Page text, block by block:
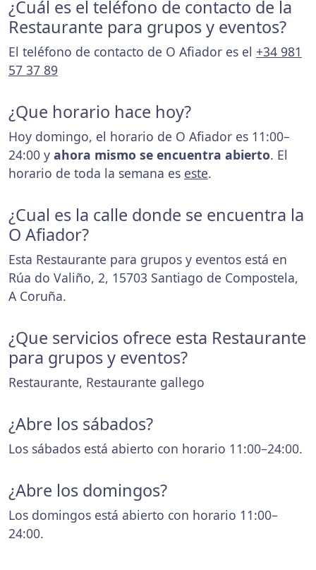
¿Cuál es el teléfono de contacto de la
Restaurante para grupos y eventos?
El teléfono de contacto de O Afiador es el +34 981
57 37 89
¿Que horario hace hoy?
Hoy domingo, el horario de O Afiador es 11:00–
24:00 y ahora mismo se encuentra abierto. El
horario de toda la semana es este.
¿Cual es la calle donde se encuentra la
O Afiador?
Esta Restaurante para grupos y eventos está en
Rúa do Valiño, 2, 15703 Santiago de Compostela,
A Coruña.
¿Que servicios ofrece esta Restaurante
para grupos y eventos?
Restaurante, Restaurante gallego
¿Abre los sábados?
Los sábados está abierto con horario 11:00–24:00.
¿Abre los domingos?
Los domingos está abierto con horario 11:00–
24:00.